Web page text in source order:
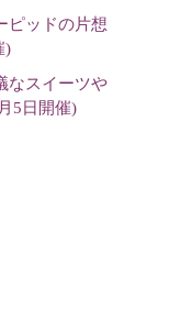
ピッドの片想
)
なスイーツや
5日開催)